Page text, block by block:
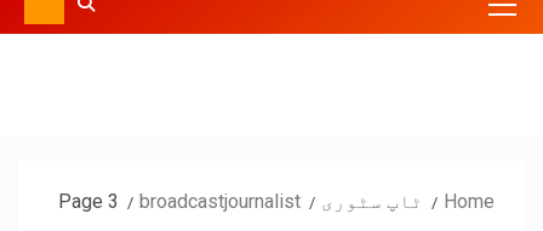
Home ٹاپ سٹوری broadcastjournalist
Page 3